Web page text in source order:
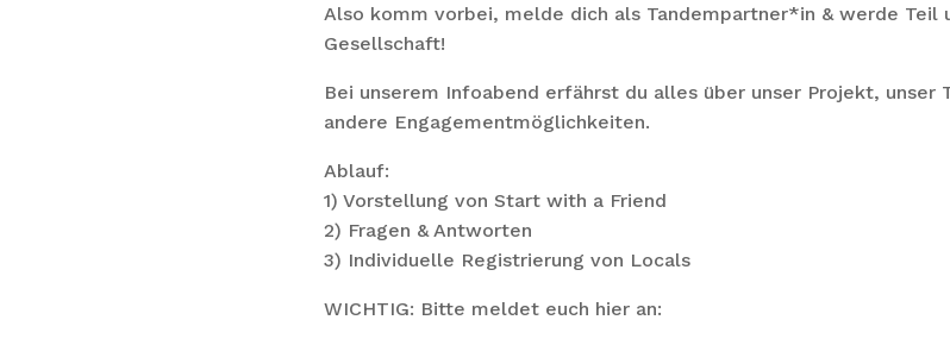
Also komm vorbei, melde dich als Tandempartner*in & werde Teil
Gesellschaft!
Bei unserem Infoabend erfährst du alles über unser Projekt, unser
andere Engagementmöglichkeiten.
Ablauf:
1) Vorstellung von Start with a Friend
2) Fragen & Antworten
3) Individuelle Registrierung von Locals
WICHTIG: Bitte meldet euch hier an: